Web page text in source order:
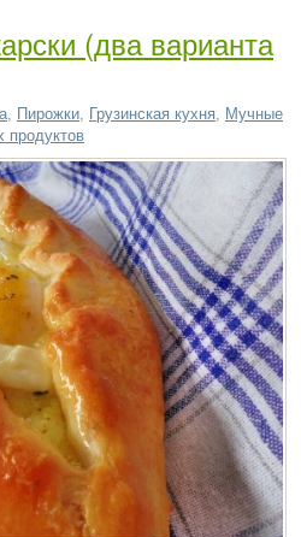
(два варианта
, Пирожки, Грузинская кухня, Мучные